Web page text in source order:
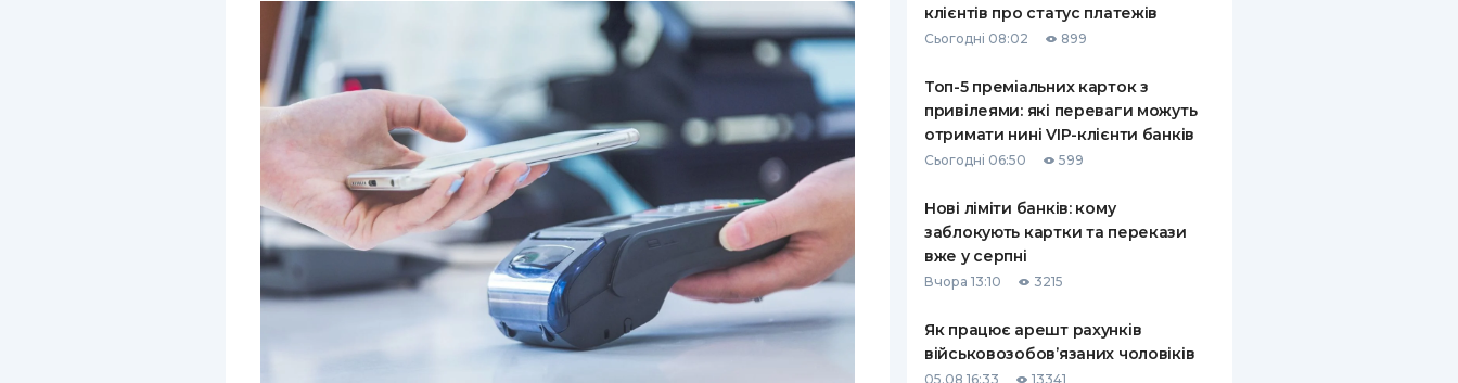
клієнтів про статус платежів
Сьогодні 08:02 899
Топ-5 преміальних карток з
привілеями: які переваги можуть
отримати нині VIP-клієнти банків
Сьогодні 06:50 599
Нові ліміти банків: кому
заблокують картки та перекази
вже у серпні
Вчора 13:10 3215
Як працює арешт рахунків
військовозобов’язаних чоловіків
05.08 16:33 13341